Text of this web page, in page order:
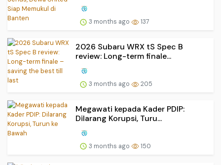
3 months ago 137
2026 Subaru WRX tS Spec B
review: Long-term finale...
3 months ago 205
Megawati kepada Kader PDIP:
Dilarang Korupsi, Turu...
3 months ago 150